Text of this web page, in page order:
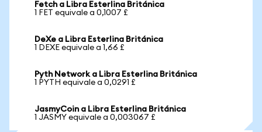
Fetch a Libra Esterlina Británica
1 FET equivale a 0,1007 £
DeXe a Libra Esterlina Británica
1 DEXE equivale a 1,66 £
Pyth Network a Libra Esterlina Británica
1 PYTH equivale a 0,0291 £
JasmyCoin a Libra Esterlina Británica
1 JASMY equivale a 0,003067 £